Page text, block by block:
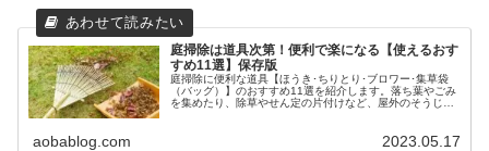
庭掃除は道具次第！便利で楽になる【使えるおす
すめ11選】保存版
庭掃除に便利な道具【ほうき･ちりとり･ブロワー･集草袋
（バッグ）】のおすすめ11選を紹介します。落ち葉やごみ
を集めたり、除草やせん定の片付けなど、屋外のそうじに
aobablog.com 2023.05.17